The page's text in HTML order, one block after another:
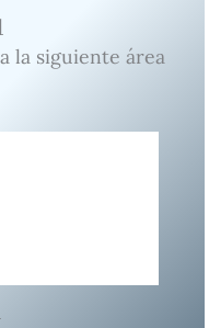
la siguiente área